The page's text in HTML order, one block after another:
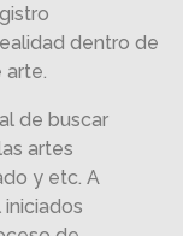
dentro de
arte.
de buscar
artes
y etc. A